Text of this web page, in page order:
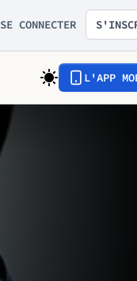
SE CONNECTER
L'APP